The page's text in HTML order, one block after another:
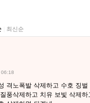
최신순
격노폭발 삭제하고 수호 징벌
풍삭제하고 치유 보빛 삭제